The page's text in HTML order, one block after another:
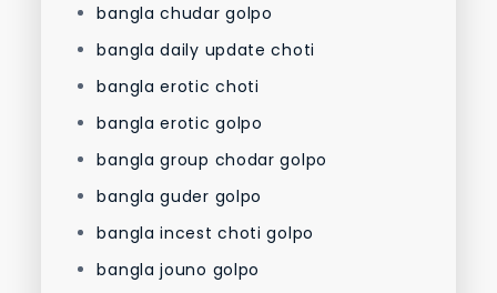
bangla chudar golpo
bangla daily update choti
bangla erotic choti
bangla erotic golpo
bangla group chodar golpo
bangla guder golpo
bangla incest choti golpo
bangla jouno golpo